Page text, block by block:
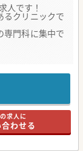
人です！
クリニックで
門科に集中で
提供！
人が母体なの
募もお待ちして
求人に
わせる